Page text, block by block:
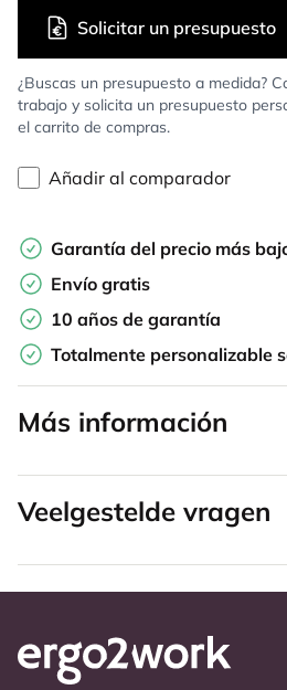
¿Buscas un presupuesto a medida?
trabajo y solicita un presupuesto
el carrito de compras.
Solicitar un presupuesto
Añadir al comparador
Garantía del precio más
Envío gratis
10 años de garantía
Totalmente personalizable
Más información
Veelgestelde vragen